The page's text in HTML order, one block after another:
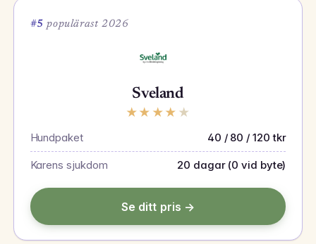
#5 populärast 2026
Sveland
★ ★ ★ ★ ★
Hundpaket 40 / 80 / 120 tkr
Karens sjukdom 20 dagar (0 vid byte)
Se ditt pris →